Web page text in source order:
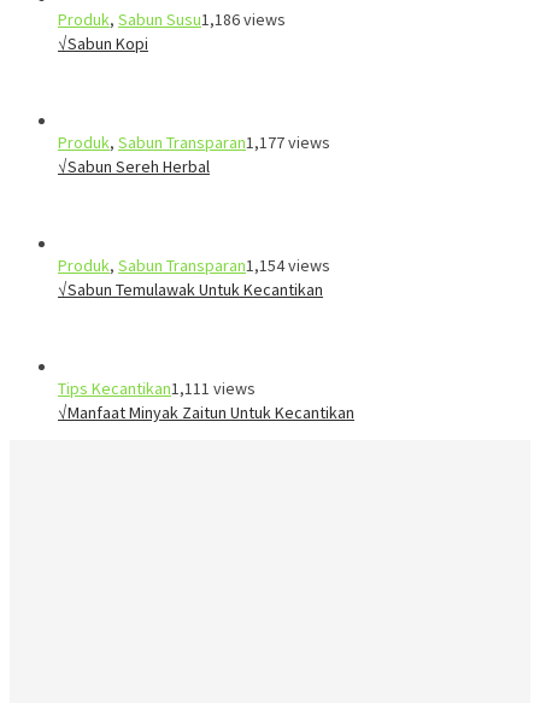
Produk, Sabun Susu1,186 views
√Sabun Kopi
Produk, Sabun Transparan1,177 views
√Sabun Sereh Herbal
Produk, Sabun Transparan1,154 views
√Sabun Temulawak Untuk Kecantikan
Tips Kecantikan1,111 views
√Manfaat Minyak Zaitun Untuk Kecantikan